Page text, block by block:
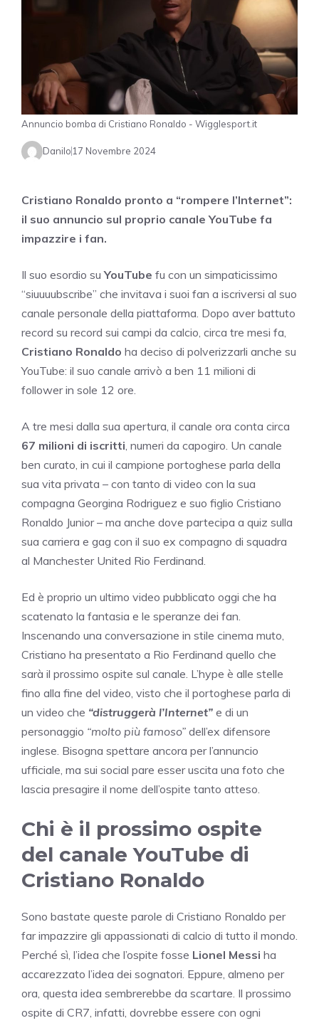
Annuncio bomba di Cristiano Ronaldo - Wigglesport.it
Danilo17 Novembre 2024
Cristiano Ronaldo pronto a “rompere l’Internet”:
il suo annuncio sul proprio canale YouTube fa
impazzire i fan.
Il suo esordio suYouTube fu con un simpaticissimo
“siuuuubscribe” che invitava i suoi fan a iscriversi al suo
canale personale della piattaforma. Dopo aver battuto
record su record sui campi da calcio, circa tre mesi fa,
Cristiano Ronaldo ha deciso di polverizzarli anche su
YouTube: il suo canale arrivò a ben 11 milioni di
follower in sole 12 ore.
A tre mesi dalla sua apertura, il canale ora conta circa
67 milioni di iscritti , numeri da capogiro. Un canale
ben curato, in cui il campione portoghese parla della
sua vita privata – con tanto di video con la sua
compagna Georgina Rodriguez e suo figlio Cristiano
Ronaldo Junior – ma anche dove partecipa a quiz sulla
sua carriera e gag con il suo ex compagno di squadra
al Manchester United Rio Ferdinand.
Ed è proprio un ultimo video pubblicato oggi che ha
scatenato la fantasia e le speranze dei fan.
Inscenando una conversazione in stile cinema muto,
Cristiano ha presentato a Rio Ferdinand quello che
sarà il prossimo ospite sul canale. L’hype è alle stelle
fino alla fine del video, visto che il portoghese parla di
un video che “distruggerà l’Internet” e di un
personaggio “molto più famoso” dell’ex difensore
inglese. Bisogna spettare ancora per l’annuncio
ufficiale, ma sui social pare esser uscita una foto che
lascia presagire il nome dell’ospite tanto atteso.
Chi è il prossimo ospite
del canale YouTube di
Cristiano Ronaldo
Sono bastate queste parole di Cristiano Ronaldo per
far impazzire gli appassionati di calcio di tutto il mondo.
Perché sì, l’idea che l’ospite fosse Lionel Messi ha
accarezzato l’idea dei sognatori. Eppure, almeno per
ora, questa idea sembrerebbe da scartare. Il prossimo
ospite di CR7, infatti, dovrebbe essere con ogni